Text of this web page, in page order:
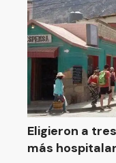
Eligieron a
más